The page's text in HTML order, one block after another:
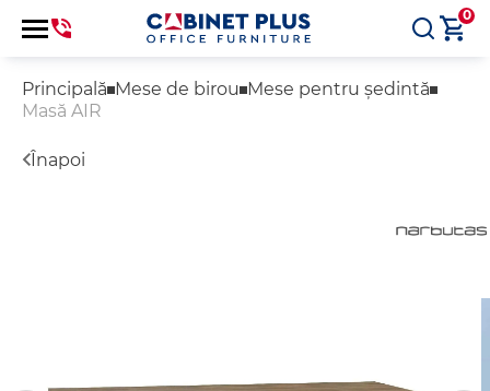
0
Principală Mese de birou Mese pentru ședintă
Masă AIR
Înapoi